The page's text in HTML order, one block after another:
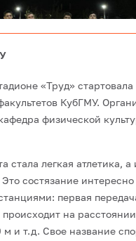
«Труд» стартовала
КубГМУ.
физической
стала легкая атлетика,
состязание
первая
на
м и т.д. Свое название